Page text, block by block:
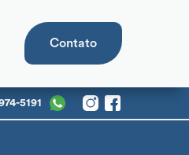
Contato
5191